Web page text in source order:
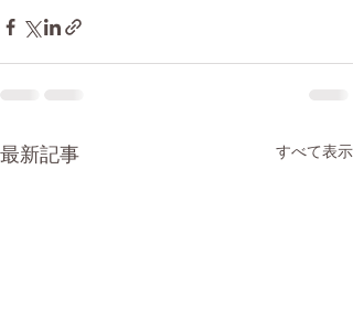
最新記事 すべて表示